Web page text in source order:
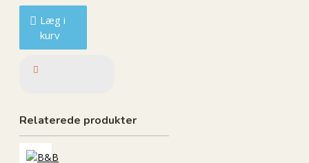
Læg i
kurv
Relaterede produkter